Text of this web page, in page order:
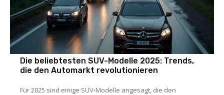
Die beliebtesten SUV-Modelle 2025: Trends,
die den Automarkt revolutionieren
Für 2025 sind einige SUV-Modelle angesagt, die den